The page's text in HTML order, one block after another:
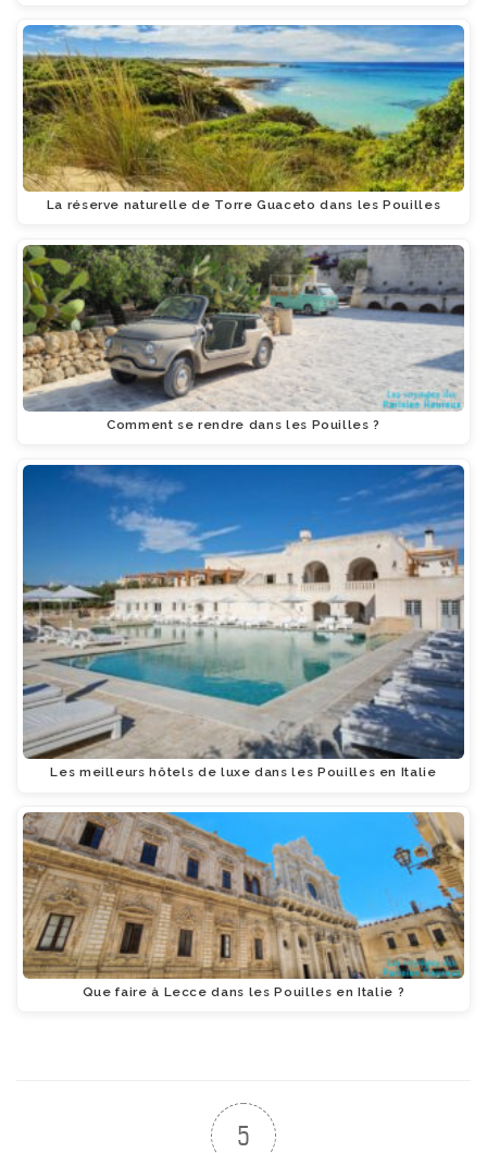
La réserve naturelle de Torre Guaceto dans les Pouilles
Comment se rendre dans les Pouilles ?
Les meilleurs hôtels de luxe dans les Pouilles en Italie
Que faire à Lecce dans les Pouilles en Italie ?
5